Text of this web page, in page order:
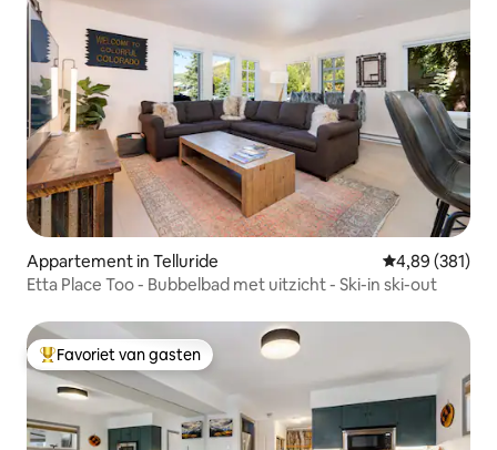
Appartement in Telluride Gemiddelde
4,89 (381)
Etta Place Too - Bubbelbad met uitzicht - Ski-in ski-out
Topfavoriet van gasten
Favoriet van gasten